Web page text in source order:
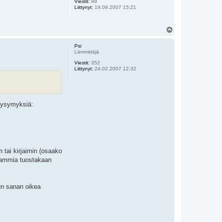
Viestit: 99
Liittynyt: 19.09.2007 15:21
Psi
Lämmittäjä
Viestit: 352
Liittynyt: 24.02.2007 12:32
tai kirjaimin (osaako
tuostakaan
sanan oikea